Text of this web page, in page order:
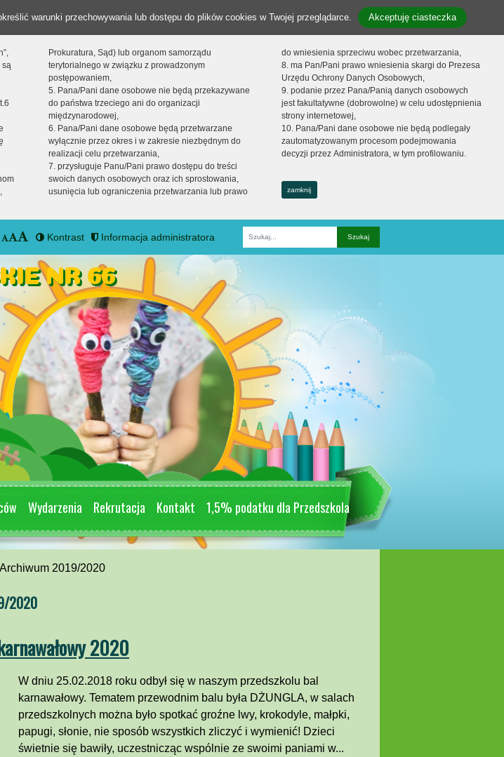
warunki przechowywania lub dostępu do plików cookies w Twojej przeglądarce. Akceptuję ciasteczka
są
Prokuratura, Sąd) lub organom samorządu
terytorialnego w związku z prowadzonym
postępowaniem,
5. Pana/Pani dane osobowe nie będą przekazywane
do państwa trzeciego ani do organizacji
międzynarodowej,
6. Pana/Pani dane osobowe będą przetwarzane
wyłącznie przez okres i w zakresie niezbędnym do
realizacji celu przetwarzania,
7. przysługuje Panu/Pani prawo dostępu do treści
swoich danych osobowych oraz ich sprostowania,
usunięcia lub ograniczenia przetwarzania lub prawo
do wniesienia sprzeciwu wobec przetwarzania,
8. ma Pan/Pani prawo wniesienia skargi do Prezesa
Urzędu Ochrony Danych Osobowych,
9. podanie przez Pana/Panią danych osobowych
jest fakultatywne (dobrowolne) w celu udostępnienia
strony internetowej,
10. Pana/Pani dane osobowe nie będą podlegały
zautomatyzowanym procesom podejmowania
decyzji przez Administratora, w tym profilowaniu.
zamknij
Kontrast Informacja administratora
Fraza
NR 66
Wydarzenia Rekrutacja Kontakt 1,5% podatku dla Przedszkola
2019/2020
2020
2020
W dniu 25.02.2018 roku odbył się w naszym przedszkolu bal
karnawałowy. Tematem przewodnim balu była DŻUNGLA, w salach
przedszkolnych można było spotkać groźne lwy, krokodyle, małpki,
papugi, słonie, nie sposób wszystkich zliczyć i wymienić! Dzieci
świetnie się bawiły, uczestnicząc wspólnie ze swoimi paniami w...